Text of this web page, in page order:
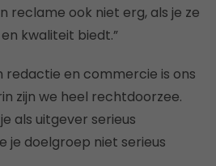
reclame ook niet erg, als je ze
kwaliteit biedt.”
redactie en commercie is ons
zijn we heel rechtdoorzee.
als uitgever serieus
je doelgroep niet serieus